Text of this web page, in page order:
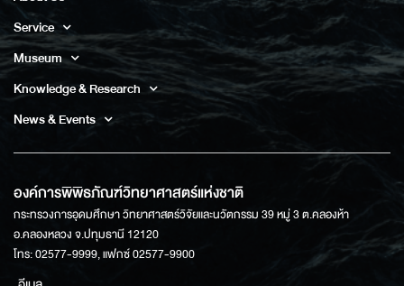
Service
Museum
Knowledge & Research
News & Events
องค์การพิพิธภัณฑ์วิทยาศาสตร์แห่งชาติ
กระทรวงการอุดมศึกษา วิทยาศาสตร์วิจัยและนวัตกรรม 39 หมู่ 3 ต.คลองห้า
อ.คลองหลวง จ.ปทุมธานี 12120
โทร: 02577-9999, แฟกซ์ 02577-9900